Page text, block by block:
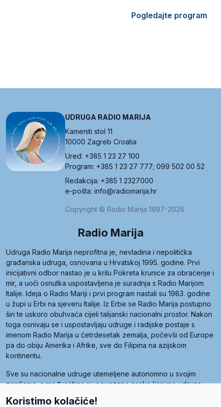
Pogledajte program
UDRUGA RADIO MARIJA
Kameniti stol 11
10000 Zagreb Croatia
Ured: +385 1 23 27 100
Program: +385 1 23 27 777; 099 502 00 52
Redakcija: +385 1 2327000
e-pošta: info@radiomarija.hr
Copyright © Radio Marija 1997-2026
Radio Marija
Udruga Radio Marija neprofitna je, nevladina i nepolitička
građanska udruga, osnovana u Hrvatskoj 1995. godine. Prvi
inicijativni odbor nastao je u krilu Pokreta krunice za obraćenje i
mir, a uoči osnutka uspostavljena je suradnja s Radio Marijom
Italije. Ideja o Radio Mariji i prvi program nastali su 1983. godine
u župi u Erbi na sjeveru Italije. Iz Erbe se Radio Marija postupno
širi te uskoro obuhvaća cijeli talijanski nacionalni prostor. Nakon
toga osnivaju se i uspostavljaju udruge i radijske postaje s
imenom Radio Marija u četrdesetak zemalja, počevši od Europe
pa do obiju Amerika i Afrike, sve do Filipina na azijskom
kontinentu.
Sve su nacionalne udruge utemeljene autonomno u svojim
zemljama, a međusobna su povezane preko krovne udruge
Radio Maria). Svjetsku obitelj utemeljilo je sedam članica, među
Koristimo kolačiće!